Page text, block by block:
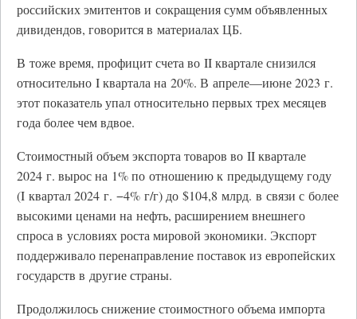
российских эмитентов и сокращения сумм объявленных
дивидендов, говорится в материалах ЦБ.
В тоже время, профицит счета во II квартале снизился
относительно I квартала на 20%. В апреле—июне 2023 г.
этот показатель упал относительно первых трех месяцев
года более чем вдвое.
Стоимостный объем экспорта товаров во II квартале
2024 г. вырос на 1% по отношению к предыдущему году
(I квартал 2024 г. −4% г/г) до $104,8 млрд. в связи с более
высокими ценами на нефть, расширением внешнего
спроса в условиях роста мировой экономики. Экспорт
поддерживало перенаправление поставок из европейских
государств в другие страны.
Продолжилось снижение стоимостного объема импорта